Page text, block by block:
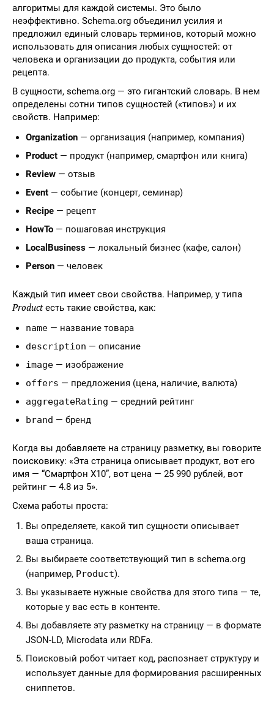
алгоритмы для каждой системы. Это было
неэффективно. Schema.org объединил усилия и
предложил единый словарь терминов, который можно
использовать для описания любых сущностей: от
человека и организации до продукта, события или
рецепта.
В сущности, schema.org — это гигантский словарь. В нем
определены сотни типов сущностей («типов») и их
свойств. Например:
Organization — организация (например, компания)
Product — продукт (например, смартфон или книга)
Review — отзыв
Event — событие (концерт, семинар)
Recipe — рецепт
HowTo — пошаговая инструкция
LocalBusiness — локальный бизнес (кафе, салон)
Person — человек
Каждый тип имеет свои свойства. Например, у типа
Productесть такие свойства, как:
name — название товара
description — описание
image — изображение
offers — предложения (цена, наличие, валюта)
aggregateRating — средний рейтинг
brand — бренд
Когда вы добавляете на страницу разметку, вы говорите
поисковику: «Эта страница описывает продукт, вот его
имя — “Смартфон X10”, вот цена — 25 990 рублей, вот
рейтинг — 4.8 из 5».
Схема работы проста:
Вы определяете, какой тип сущности описывает
ваша страница.
Вы выбираете соответствующий тип в schema.org
(например, Product).
Вы указываете нужные свойства для этого типа — те,
которые у вас есть в контенте.
Вы добавляете эту разметку на страницу — в формате
JSON-LD, Microdata или RDFa.
Поисковый робот читает код, распознает структуру и
использует данные для формирования расширенных
сниппетов.